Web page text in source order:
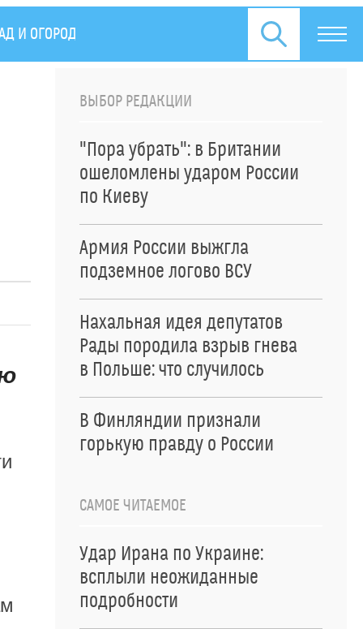
И ОГОРОД ПРЕСС-РЕЛИЗЫ
ВЫБОР РЕДАКЦИИ
"Пора убрать": в Британии
ошеломлены ударом России
по Киеву
Армия России выжгла
подземное логово ВСУ
Нахальная идея депутатов
Рады породила взрыв гнева
в Польше: что случилось
В Финляндии признали
горькую правду о России
САМОЕ ЧИТАЕМОЕ
Удар Ирана по Украине:
всплыли неожиданные
подробности